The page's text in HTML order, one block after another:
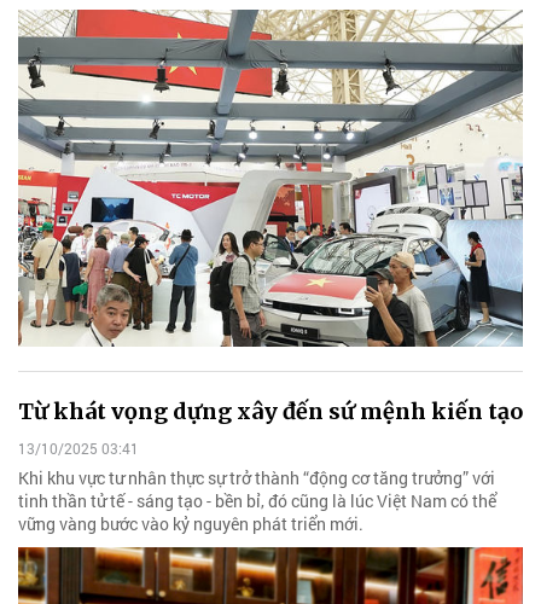
Từ khát vọng dựng xây đến sứ mệnh kiến tạo
13/10/2025 03:41
Khi khu vực tư nhân thực sự trở thành “động cơ tăng trưởng” với
tinh thần tử tế - sáng tạo - bền bỉ, đó cũng là lúc Việt Nam có thể
vững vàng bước vào kỷ nguyên phát triển mới.